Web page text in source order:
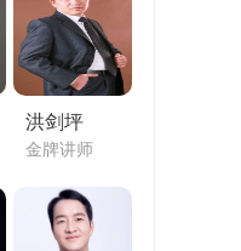
洪剑坪
金牌讲师